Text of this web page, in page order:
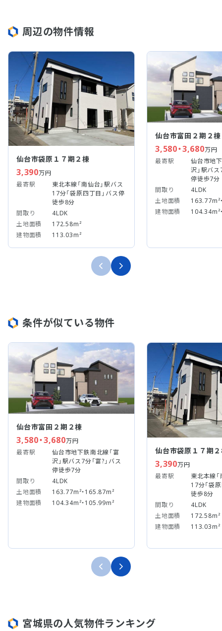
周辺の物件情報
仙台市袋原１７期２棟
3,390万円
最寄駅
東北本線「南仙台」駅バス
17分「袋原四丁目」バス停
徒歩8分
間取り
4LDK
土地面積
172.58m²
建物面積
113.03m²
仙台市富田２期２棟
3,580・3,680万円
最寄駅
仙台市地
沢」駅バス
停徒歩7分
間取り
4LDK
土地面積
163.77m²
建物面積
104.34m²
条件が似ている物件
仙台市富田２期２棟
3,580・3,680万円
最寄駅
仙台市地下鉄南北線「富
沢」駅バス7分「富?」バス
停徒歩7分
間取り
4LDK
土地面積
163.77m²・165.87m²
建物面積
104.34m²・105.99m²
仙台市袋原１７期
3,390万円
最寄駅
東北本線
17分「袋
徒歩8分
間取り
4LDK
土地面積
172.58m²
建物面積
113.03m²
宮城県の人気物件ランキング